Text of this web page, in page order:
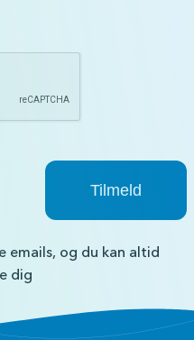
emails, og du kan altid
dig